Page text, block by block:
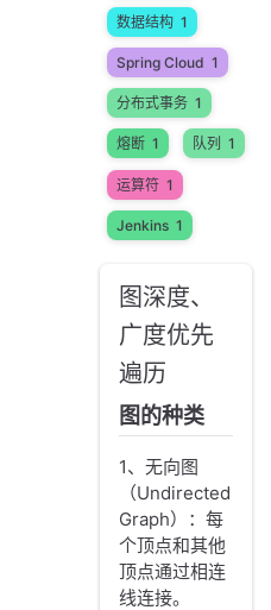
数据结构 1
Spring Cloud 1
分布式事务 1
熔断 1 队列 1
运算符 1
Jenkins 1
图深度、
广度优先
遍历
图的种类
1、无向图
（Undirected
Graph）：每
个顶点和其他
顶点通过相连
线连接。